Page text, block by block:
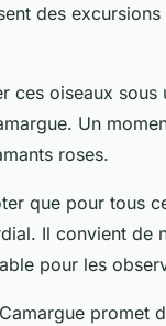
des
ces oiseaux
Un
roses.
que pour tous
Il convient de
pour les
promet